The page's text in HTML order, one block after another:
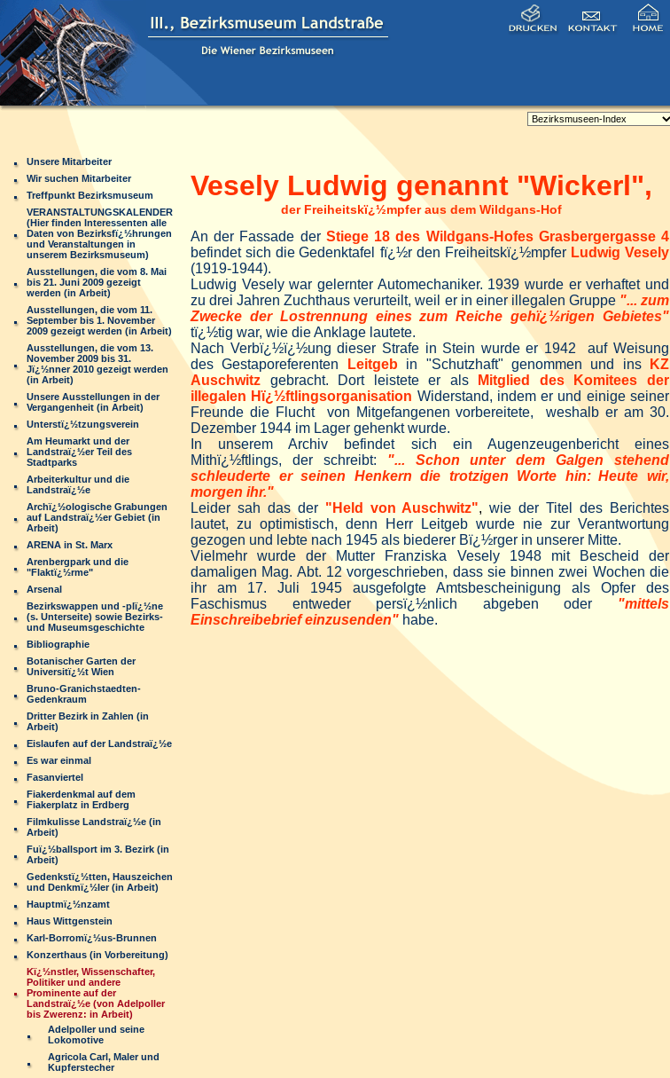
Unsere Mitarbeiter
Wir suchen Mitarbeiter
Treffpunkt Bezirksmuseum
VERANSTALTUNGSKALENDER
(Hier finden Interessenten alle
Daten von Bezirksfï¿½hrungen
und Veranstaltungen in
unserem Bezirksmuseum)
Ausstellungen, die vom 8. Mai
bis 21. Juni 2009 gezeigt
werden (in Arbeit)
Ausstellungen, die vom 11.
September bis 1. November
2009 gezeigt werden (in Arbeit)
Ausstellungen, die vom 13.
November 2009 bis 31.
Jï¿½nner 2010 gezeigt werden
(in Arbeit)
Unsere Ausstellungen in der
Vergangenheit (in Arbeit)
Unterstï¿½tzungsverein
Am Heumarkt und der
Landstraï¿½er Teil des
Stadtparks
Arbeiterkultur und die
Landstraï¿½e
Archï¿½ologische Grabungen
auf Landstraï¿½er Gebiet (in
Arbeit)
ARENA in St. Marx
Arenbergpark und die
"Flaktï¿½rme"
Arsenal
Bezirkswappen und -plï¿½ne
(s. Unterseite) sowie Bezirks-
und Museumsgeschichte
Bibliographie
Botanischer Garten der
Universitï¿½t Wien
Bruno-Granichstaedten-
Gedenkraum
Dritter Bezirk in Zahlen (in
Arbeit)
Eislaufen auf der Landstraï¿½e
Es war einmal
Fasanviertel
Fiakerdenkmal auf dem
Fiakerplatz in Erdberg
Filmkulisse Landstraï¿½e (in
Arbeit)
Fuï¿½ballsport im 3. Bezirk (in
Arbeit)
Gedenkstï¿½tten, Hauszeichen
und Denkmï¿½ler (in Arbeit)
Hauptmï¿½nzamt
Haus Wittgenstein
Karl-Borromï¿½us-Brunnen
Konzerthaus (in Vorbereitung)
Kï¿½nstler, Wissenschafter,
Politiker und andere
Prominente auf der
Landstraï¿½e (von Adelpoller
bis Zwerenz: in Arbeit)
Adelpoller und seine
Lokomotive
Agricola Carl, Maler und
Kupferstecher
Vesely Ludwig genannt "Wickerl",
der Freiheitskï¿½mpfer aus dem Wildgans-Hof
An der Fassade der Stiege 18 des Wildgans-Hofes Grasbergergasse 4
befindet sich die Gedenktafel fï¿½r den Freiheitskï¿½mpfer Ludwig Vesely
(1919-1944).
Ludwig Vesely war gelernter Automechaniker. 1939 wurde er verhaftet und
zu drei Jahren Zuchthaus verurteilt, weil er in einer illegalen Gruppe "... zum
Zwecke der Lostrennung eineszum Reiche gehï¿½rigen Gebietes"
tï¿½tig war, wie die Anklage lautete.
Nach Verbï¿½ï¿½ung dieser Strafe in Stein wurde er 1942 auf Weisung
des Gestaporeferenten
Leitgeb in "Schutzhaft" genommen und ins
KZ
Auschwitz gebracht. Dort leistete er als
Mitglied des Komitees der
illegalen Hï¿½ftlingsorganisation Widerstand, indem er und einige seiner
Freunde die Flucht von Mitgefangenen vorbereitete, weshalb er am 30.
Dezember 1944 im Lager gehenkt wurde.
In unserem Archiv befindet sich ein Augenzeugenbericht eines
Mithï¿½ftlings, der schreibt: "... Schon unter dem Galgen stehend
schleuderte er seinen Henkern die trotzigen Worte hin: Heute wir,
morgen ihr."
Leider sah das der "Held von Auschwitz",wie der Titel des Berichtes
lautet, zu optimistisch, denn Herr Leitgeb wurde nie zur Verantwortung
gezogen und lebte nach 1945 als biederer Bï¿½rger in unserer Mitte.
Vielmehr wurde der Mutter Franziska Vesely 1948 mit Bescheid der
damaligen Mag. Abt. 12 vorgeschrieben, dass sie binnen zwei Wochen die
ihr am 17. Juli 1945 ausgefolgte Amtsbescheinigung als Opfer des
Faschismus entweder persï¿½nlich abgeben oder "mittels
Einschreibebrief einzusenden" habe.